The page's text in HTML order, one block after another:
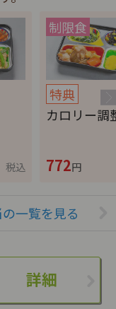
税込
特典
カロリー調
772円
一覧を見る
詳細